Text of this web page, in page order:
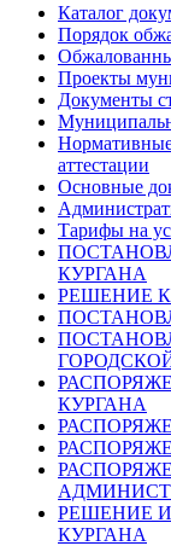
Каталог
Порядок
Проекты
Документы
аттестации
Основные
Тарифы на
КУРГАНА
РЕШЕНИЕ
КУРГАНА
РЕШЕНИЕ
КУРГАНА